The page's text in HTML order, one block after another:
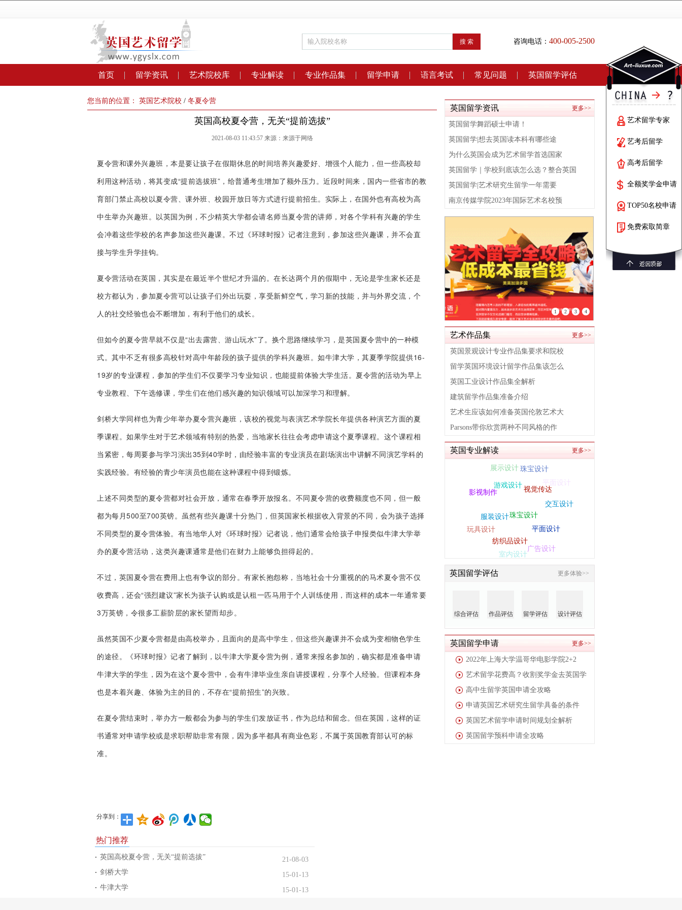
搜 索 咨询电话： 400-005-2500
首页 留学资讯 艺术院校库 专业解读 专业作品集 留学申请 语言考试 常见问题 英国留学评估
您当前的位置： 英国艺术院校 / 冬夏令营
英国高校夏令营，无关“提前选拔”
2021-08-03 11:43:57 来源：来源于网络
夏令营和课外兴趣班，本是要让孩子在假期休息的时间培养兴趣爱好、增强个人能力，但一些高校却
利用这种活动，将其变成“提前选拔班”，给普通考生增加了额外压力。近段时间来，国内一些省市的教
育部门禁止高校以夏令营、课外班、校园开放日等方式进行提前招生。实际上，在国外也有高校为高
中生举办兴趣班。以英国为例，不少精英大学都会请名师当夏令营的讲师，对各个学科有兴趣的学生
会冲着这些学校的名声参加这些兴趣课。不过《环球时报》记者注意到，参加这些兴趣课，并不会直
接与学生升学挂钩。
夏令营活动在英国，其实是在最近半个世纪才升温的。在长达两个月的假期中，无论是学生家长还是
校方都认为，参加夏令营可以让孩子们外出玩耍，享受新鲜空气，学习新的技能，并与外界交流，个
人的社交经验也会不断增加，有利于他们的成长。
但如今的夏令营早就不仅是“出去露营、游山玩水”了。换个思路继续学习，是英国夏令营中的一种模
式。其中不乏有很多高校针对高中年龄段的孩子提供的学科兴趣班。如牛津大学，其夏季学院提供16-
19岁的专业课程，参加的学生们不仅要学习专业知识，也能提前体验大学生活。夏令营的活动为早上
专业教程、下午选修课，学生们在他们感兴趣的知识领域可以加深学习和理解。
剑桥大学同样也为青少年举办夏令营兴趣班，该校的视觉与表演艺术学院长年提供各种演艺方面的夏
季课程。如果学生对于艺术领域有特别的热爱，当地家长往往会考虑申请这个夏季课程。这个课程相
当紧密，每周要参与学习演出35到40学时，由经验丰富的专业演员在剧场演出中讲解不同演艺学科的
实践经验。有经验的青少年演员也能在这种课程中得到锻炼。
上述不同类型的夏令营都对社会开放，通常在春季开放报名。不同夏令营的收费额度也不同，但一般
都为每月500至700英镑。虽然有些兴趣课十分热门，但英国家长根据收入背景的不同，会为孩子选择
不同类型的夏令营体验。有当地华人对《环球时报》记者说，他们通常会给孩子申报类似牛津大学举
办的夏令营活动，这类兴趣课通常是他们在财力上能够负担得起的。
不过，英国夏令营在费用上也有争议的部分。有家长抱怨称，当地社会十分重视的的马术夏令营不仅
收费高，还会“强烈建议”家长为孩子认购或是认租一匹马用于个人训练使用，而这样的成本一年通常要
3万英镑，令很多工薪阶层的家长望而却步。
虽然英国不少夏令营都是由高校举办，且面向的是高中学生，但这些兴趣课并不会成为变相物色学生
的途径。《环球时报》记者了解到，以牛津大学夏令营为例，通常来报名参加的，确实都是准备申请
牛津大学的学生，因为在这个夏令营中，会有牛津毕业生亲自讲授课程，分享个人经验。但课程本身
也是本着兴趣、体验为主的目的，不存在“提前招生”的兴致。
在夏令营结束时，举办方一般都会为参与的学生们发放证书，作为总结和留念。但在英国，这样的证
书通常对申请学校或是求职帮助非常有限，因为多半都具有商业色彩，不属于英国教育部认可的标
准。
分享到：
热门推荐
英国高校夏令营，无关“提前选拔”
21-08-03
剑桥大学
15-01-13
牛津大学
15-01-13
更多>>
英国留学资讯
英国留学舞蹈硕士申请！
英国留学|想去英国读本科有哪些途
为什么英国会成为艺术留学首选国家
英国留学｜学校到底该怎么选？整合英国
英国留学|艺术研究生留学一年需要
南京传媒学院2023年国际艺术名校预
1 2 3 4
更多>>
艺术作品集
英国景观设计专业作品集要求和院校
留学英国环境设计留学作品集该怎么
英国工业设计作品集全解析
建筑留学作品集准备介绍
艺术生应该如何准备英国伦敦艺术大
Parsons带你欣赏两种不同风格的作
更多>>
英国专业解读
珠宝设计
影视制作
视觉传达
交互设计
多媒体设计
玩具设计
平面设计
广告设计
室内设计
纺织品设计
英国留学评估 更多体验>>
综合评估 作品评估 留学评估 设计评估
更多>>
英国留学申请
2022年上海大学温哥华电影学院2+2
艺术留学花费高？收割奖学金去英国学
高中生留学英国申请全攻略
申请英国艺术研究生留学具备的条件
英国艺术留学申请时间规划全解析
英国留学预科申请全攻略
艺术留学专家
艺考后留学
高考后留学
全额奖学金申请
TOP50名校申请
免费索取简章